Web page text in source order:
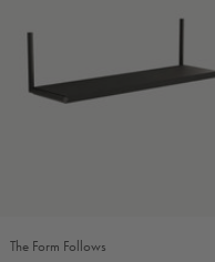
The Form Follows